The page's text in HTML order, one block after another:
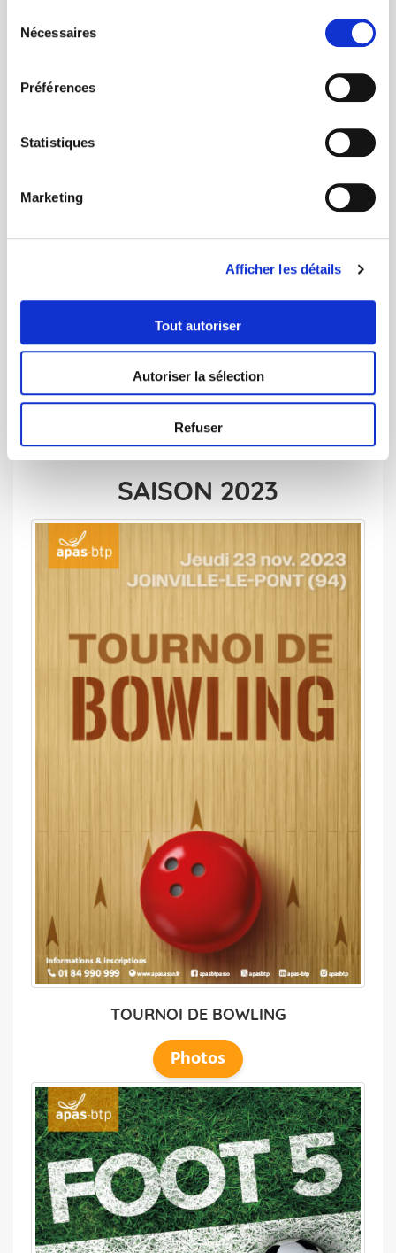
Nécessaires
Préférences
Statistiques
Marketing
Afficher les détails
Tout autoriser
Autoriser la sélection
Refuser
FAMILY RAID
Photos
SAISON 2023
TOURNOI DE BOWLING
Photos